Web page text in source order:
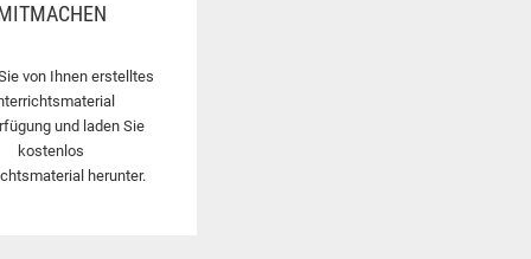
von Ihnen erstelltes
und laden Sie
kostenlos
herunter.